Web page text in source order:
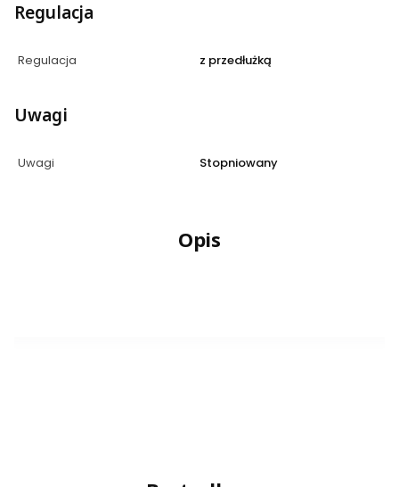
Regulacja
Regulacja z przedłużką
Uwagi
Uwagi Stopniowany
Opis